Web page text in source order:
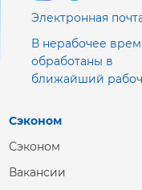
Электронная
В нерабочее
обработаны в
ближайший
Сэконом
Сэконом
Вакансии